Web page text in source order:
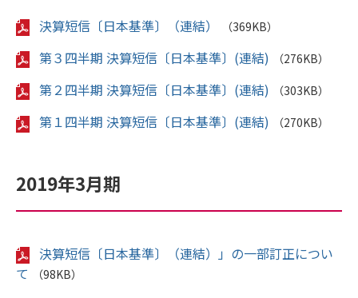
決算短信〔日本基準〕（連結） （369KB）
第３四半期 決算短信〔日本基準〕(連結) （276KB）
第２四半期 決算短信〔日本基準〕(連結) （303KB）
第１四半期 決算短信〔日本基準〕(連結) （270KB）
2019年3月期
決算短信〔日本基準〕（連結）」の一部訂正につい
て
（98KB）